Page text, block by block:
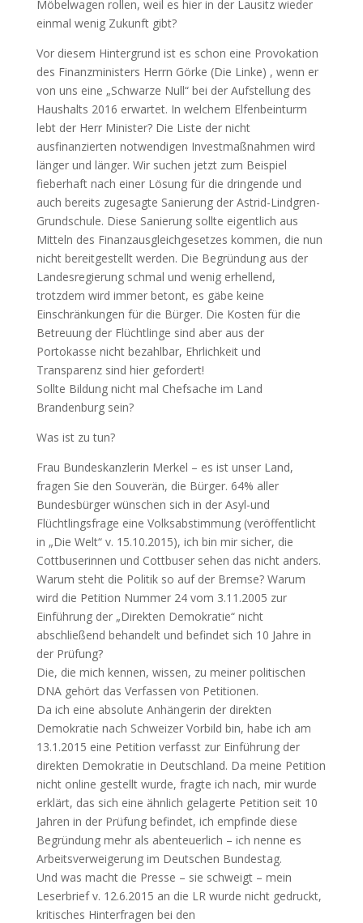
Möbelwagen rollen, weil es hier in der Lausitz wieder
einmal wenig Zukunft gibt?
Vor diesem Hintergrund ist es schon eine Provokation
des Finanzministers Herrn Görke (Die Linke) , wenn er
von uns eine „Schwarze Null“ bei der Aufstellung des
Haushalts 2016 erwartet. In welchem Elfenbeinturm
lebt der Herr Minister? Die Liste der nicht
ausfinanzierten notwendigen Investmaßnahmen wird
länger und länger. Wir suchen jetzt zum Beispiel
fieberhaft nach einer Lösung für die dringende und
auch bereits zugesagte Sanierung der Astrid-Lindgren-
Grundschule. Diese Sanierung sollte eigentlich aus
Mitteln des Finanzausgleichgesetzes kommen, die nun
nicht bereitgestellt werden. Die Begründung aus der
Landesregierung schmal und wenig erhellend,
trotzdem wird immer betont, es gäbe keine
Einschränkungen für die Bürger. Die Kosten für die
Betreuung der Flüchtlinge sind aber aus der
Portokasse nicht bezahlbar, Ehrlichkeit und
Transparenz sind hier gefordert!
Sollte Bildung nicht mal Chefsache im Land
Brandenburg sein?
Was ist zu tun?
Frau Bundeskanzlerin Merkel – es ist unser Land,
fragen Sie den Souverän, die Bürger. 64% aller
Bundesbürger wünschen sich in der Asyl-und
Flüchtlingsfrage eine Volksabstimmung (veröffentlicht
in „Die Welt“ v. 15.10.2015), ich bin mir sicher, die
Cottbuserinnen und Cottbuser sehen das nicht anders.
Warum steht die Politik so auf der Bremse? Warum
wird die Petition Nummer 24 vom 3.11.2005 zur
Einführung der „Direkten Demokratie“ nicht
abschließend behandelt und befindet sich 10 Jahre in
der Prüfung?
Die, die mich kennen, wissen, zu meiner politischen
DNA gehört das Verfassen von Petitionen.
Da ich eine absolute Anhängerin der direkten
Demokratie nach Schweizer Vorbild bin, habe ich am
13.1.2015 eine Petition verfasst zur Einführung der
direkten Demokratie in Deutschland. Da meine Petition
nicht online gestellt wurde, fragte ich nach, mir wurde
erklärt, das sich eine ähnlich gelagerte Petition seit 10
Jahren in der Prüfung befindet, ich empfinde diese
Begründung mehr als abenteuerlich – ich nenne es
Arbeitsverweigerung im Deutschen Bundestag.
Und was macht die Presse – sie schweigt – mein
Leserbrief v. 12.6.2015 an die LR wurde nicht gedruckt,
kritisches Hinterfragen bei den